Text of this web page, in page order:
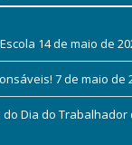
14 de maio de
7 de maio de
Dia do Trabalhador